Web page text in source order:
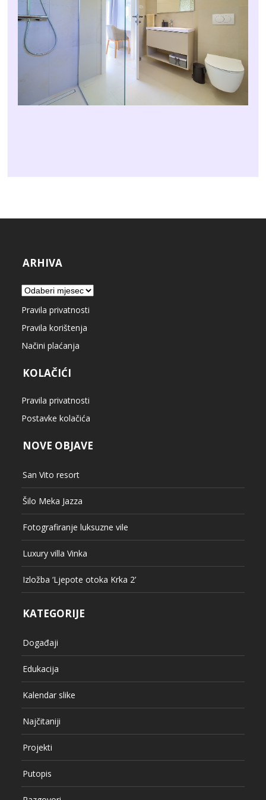
ARHIVA
Arhiva
Pravila privatnosti
Pravila korištenja
Načini plaćanja
KOLAČIĆI
Pravila privatnosti
Postavke kolačića
NOVE OBJAVE
San Vito resort
Šilo Meka Jazza
Fotografiranje luksuzne vile
Luxury villa Vinka
Izložba ‘Ljepote otoka Krka 2’
KATEGORIJE
Događaji
Edukacija
Kalendar slike
Najčitaniji
Projekti
Putopis